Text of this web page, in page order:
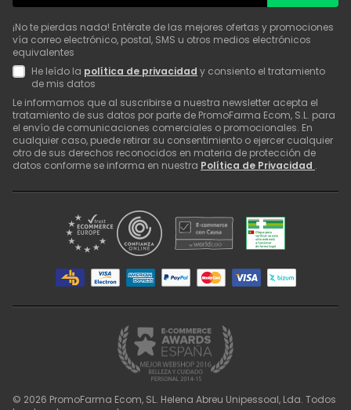
¡No te pierdas nada! Entérate de las mejores ofertas y promociones
vía correo electrónico, postal, SMS u otros medios electrónicos
equivalentes
He leído la política de privacidad y consiento el tratamiento
de mis datos
Le informamos que al suscribirse a nuestra newsletter acepta el
tratamiento de sus datos por parte de PromoFarma Ecom, S.L. para
el envío de comunicaciones comerciales o promocionales. En
cualquier caso, puede retirar su consentimiento o ejercer cualquier
otro de sus derechos reconocidos en materia de protección de
datos conforme se informa en nuestra Política de Privacidad .
© 2026 PromoFarma Ecom, SL. Helena Abreu Unipessoal, Lda. Todos